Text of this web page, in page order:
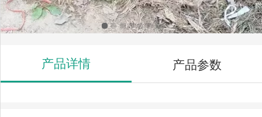
2025杨凌
产品详情 产品参数